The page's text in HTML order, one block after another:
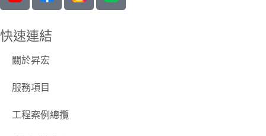
快速連結
關於昇宏
服務項目
工程案例總攬